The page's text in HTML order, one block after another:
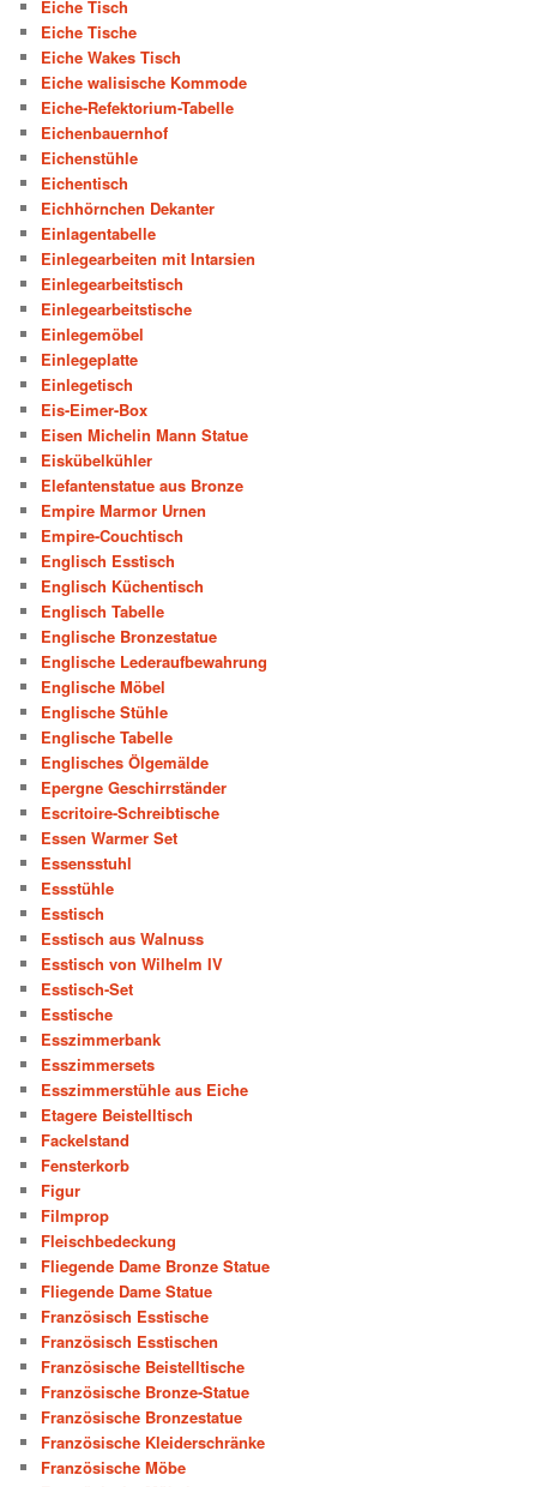
Eiche Tisch
Eiche Tische
Eiche Wakes Tisch
Eiche walisische Kommode
Eiche-Refektorium-Tabelle
Eichenbauernhof
Eichenstühle
Eichentisch
Eichhörnchen Dekanter
Einlagentabelle
Einlegearbeiten mit Intarsien
Einlegearbeitstisch
Einlegearbeitstische
Einlegemöbel
Einlegeplatte
Einlegetisch
Eis-Eimer-Box
Eisen Michelin Mann Statue
Eiskübelkühler
Elefantenstatue aus Bronze
Empire Marmor Urnen
Empire-Couchtisch
Englisch Esstisch
Englisch Küchentisch
Englisch Tabelle
Englische Bronzestatue
Englische Lederaufbewahrung
Englische Möbel
Englische Stühle
Englische Tabelle
Englisches Ölgemälde
Epergne Geschirrständer
Escritoire-Schreibtische
Essen Warmer Set
Essensstuhl
Essstühle
Esstisch
Esstisch aus Walnuss
Esstisch von Wilhelm IV
Esstisch-Set
Esstische
Esszimmerbank
Esszimmersets
Esszimmerstühle aus Eiche
Etagere Beistelltisch
Fackelstand
Fensterkorb
Figur
Filmprop
Fleischbedeckung
Fliegende Dame Bronze Statue
Fliegende Dame Statue
Französisch Esstische
Französisch Esstischen
Französische Beistelltische
Französische Bronze-Statue
Französische Bronzestatue
Französische Kleiderschränke
Französische Möbe